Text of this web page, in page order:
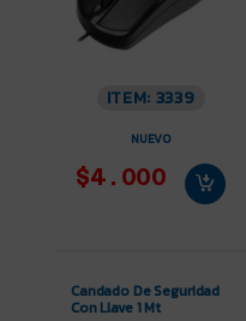
ITEM: 3339
NUEVO
$4.000
Candado De Seguridad
Con Llave 1 Mt